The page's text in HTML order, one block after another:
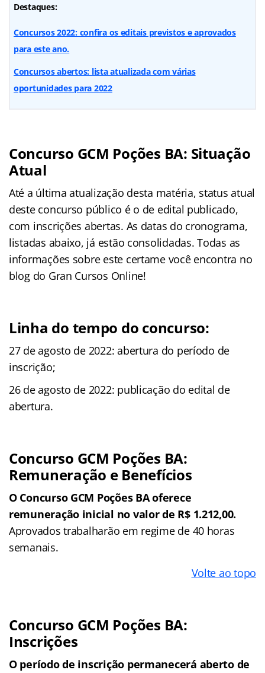
Destaques:
Concursos 2022: confira os editais previstos e aprovados
para este ano.
Concursos abertos: lista atualizada com várias
oportunidades para 2022
Concurso GCM Poções BA: Situação
Atual
Até a última atualização desta matéria, status atual
deste concurso público é o de edital publicado,
com inscrições abertas. As datas do cronograma,
listadas abaixo, já estão consolidadas. Todas as
informações sobre este certame você encontra no
blog do Gran Cursos Online!
Linha do tempo do concurso:
27 de agosto de 2022: abertura do período de
inscrição;
26 de agosto de 2022: publicação do edital de
abertura.
Concurso GCM Poções BA:
Remuneração e Benefícios
O Concurso GCM Poções BA oferece
remuneração inicial no valor de R$ 1.212,00.
Aprovados trabalharão em regime de 40 horas
semanais.
Volte ao topo
Concurso GCM Poções BA:
Inscrições
O período de inscrição permanecerá aberto de